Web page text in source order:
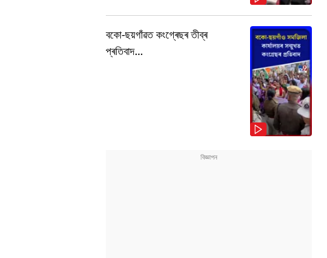
বকো-ছয়গাঁৱত কংগ্ৰেছৰ তীব্ৰ
প্ৰতিবাদ...